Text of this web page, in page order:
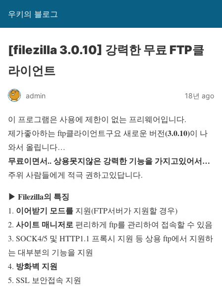
우키의 블로그
[filezilla 3.0.10] 강력한 무료 FTP클
라이언트
admin 18년 ago
이 프로그램은 사용에 제한이 없는 프리웨어입니다.
제가좋아하는 ftp클라이언트구요 새로운 버전(3.0.10)이 나
와서 올립니다…
무료이면서.. 상용못지않은 강력한 기능을 가지고있어서…
주위 사람들에게 적극 권하고있답니다.
▶ Filezilla의 특징
1. 이어받기 모드를 지원(FTP서버가 지원할 경우)
2. 사이트 매니저로 편리하게 ftp를 관리하여 접속할 수 있음
3. SOCK4/5 및 HTTP1.1 프록시 지원 등 상용 ftp에서 지원하
는 대부분의 기능을 지원
4. 방화벽 지원
5. SSL 보안접속 지원